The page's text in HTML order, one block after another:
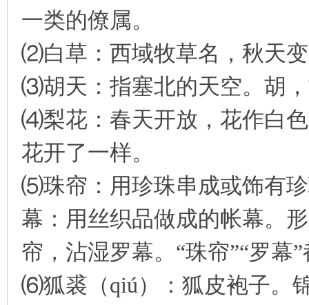
一类的僚属。
⑵白草：西域牧草名，秋天
⑶胡天：指塞北的天空。胡
⑷梨花：春天开放，花作白
花开了一样。
⑸珠帘：用珍珠串成或饰有
幕：用丝织品做成的帐幕。
帘，沾湿罗幕。“珠帘”“罗幕
⑹狐裘（qiú）：狐皮袍子。